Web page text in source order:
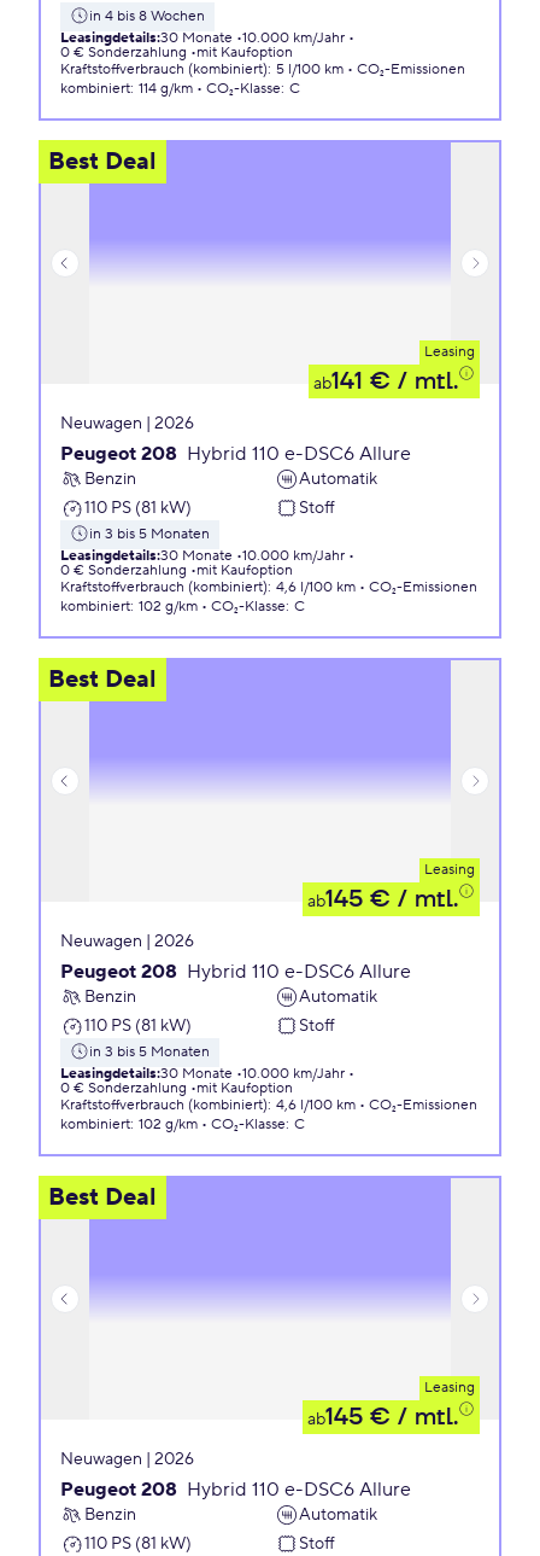
in 4 bis 8 Wochen
Leasingdetails:30 Monate 10.000 km/Jahr
0 € Sonderzahlung
mit Kaufoption
Kraftstoffverbrauch (kombiniert): 5 l/100 km
CO₂-Emissionen
kombiniert: 114 g/km CO₂-Klasse: C
Best Deal
Leasing
ab141 € / mtl.
Neuwagen | 2026
Peugeot 208 Hybrid 110 e-DSC6 Allure
Benzin
Automatik
110 PS (81 kW)
Stoff
in 3 bis 5 Monaten
Leasingdetails:30 Monate 10.000 km/Jahr
0 € Sonderzahlung
mit Kaufoption
Kraftstoffverbrauch (kombiniert): 4,6 l/100 km
CO₂-Emissionen
kombiniert: 102 g/km CO₂-Klasse: C
Best Deal
Leasing
ab145 € / mtl.
Neuwagen | 2026
Peugeot 208 Hybrid 110 e-DSC6 Allure
Benzin
Automatik
110 PS (81 kW)
Stoff
in 3 bis 5 Monaten
Leasingdetails:30 Monate 10.000 km/Jahr
0 € Sonderzahlung
mit Kaufoption
Kraftstoffverbrauch (kombiniert): 4,6 l/100 km
CO₂-Emissionen
kombiniert: 102 g/km CO₂-Klasse: C
Best Deal
Leasing
ab145 € / mtl.
Neuwagen | 2026
Peugeot 208 Hybrid 110 e-DSC6 Allure
Benzin
Automatik
110 PS (81 kW)
Stoff